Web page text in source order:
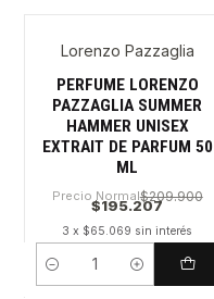
Lorenzo Pazzaglia
PERFUME LORENZO
PAZZAGLIA SUMMER
HAMMER UNISEX
EXTRAIT DE PARFUM 50
ML
Precio Normal$209.900
$195.207
3 x $65.069 sin interés
Cantidad